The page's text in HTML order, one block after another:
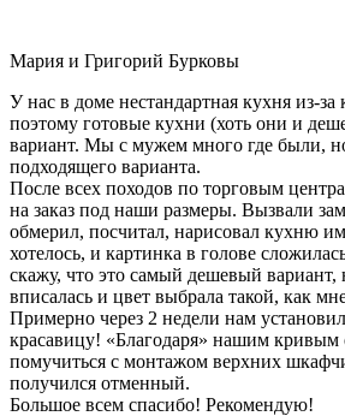
Мария и Григорий Бурковы
У нас в доме нестандартная кухня из-за
поэтому готовые кухни (хоть они и
вариант. Мы с мужем много где были,
подходящего варианта.
После всех походов по торговым
на заказ под наши размеры. Вызвали
обмерил, посчитал, нарисовал кухню
хотелось, и картинка в голове
скажу, что это самый дешевый вариант,
вписалась и цвет выбрала такой, как
Примерно через 2 недели нам
красавицу! «Благодаря» нашим
помучиться с монтажом верхних
получился отменный.
Большое всем спасибо! Рекомендую!